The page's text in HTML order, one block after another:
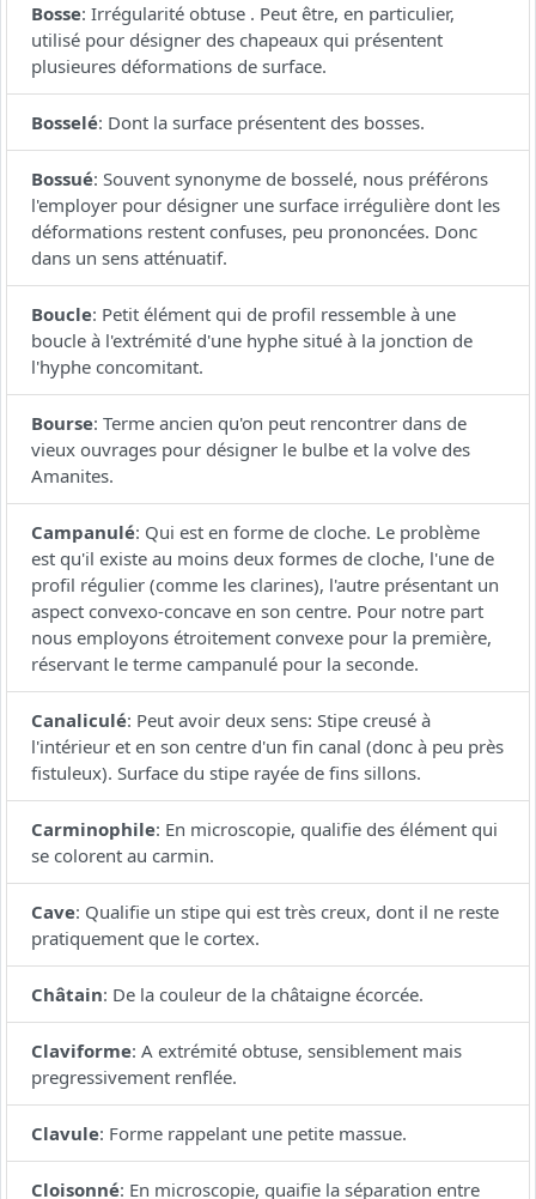
Bosse: Irrégularité obtuse . Peut être, en particulier,
utilisé pour désigner des chapeaux qui présentent
plusieures déformations de surface.
Bosselé: Dont la surface présentent des bosses.
Bossué: Souvent synonyme de bosselé, nous préférons
l'employer pour désigner une surface irrégulière dont les
déformations restent confuses, peu prononcées. Donc
dans un sens atténuatif.
Boucle: Petit élément qui de profil ressemble à une
boucle à l'extrémité d'une hyphe situé à la jonction de
l'hyphe concomitant.
Bourse: Terme ancien qu'on peut rencontrer dans de
vieux ouvrages pour désigner le bulbe et la volve des
Amanites.
Campanulé: Qui est en forme de cloche. Le problème
est qu'il existe au moins deux formes de cloche, l'une de
profil régulier (comme les clarines), l'autre présentant un
aspect convexo-concave en son centre. Pour notre part
nous employons étroitement convexe pour la première,
réservant le terme campanulé pour la seconde.
Canaliculé: Peut avoir deux sens: Stipe creusé à
l'intérieur et en son centre d'un fin canal (donc à peu près
fistuleux). Surface du stipe rayée de fins sillons.
Carminophile: En microscopie, qualifie des élément qui
se colorent au carmin.
Cave: Qualifie un stipe qui est très creux, dont il ne reste
pratiquement que le cortex.
Châtain: De la couleur de la châtaigne écorcée.
Claviforme: A extrémité obtuse, sensiblement mais
pregressivement renflée.
Clavule: Forme rappelant une petite massue.
Cloisonné: En microscopie, quaifie la séparation entre